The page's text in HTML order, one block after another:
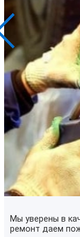
Мы уверены в
ремонт даем